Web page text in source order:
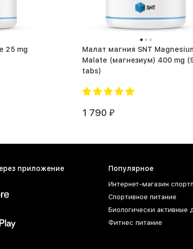
25 mg
Малат магния SNT
Malate (магнезиум) 400 mg (90
tabs)
1 790 ₽
приложение Популярное
Интернет-магазин
Спортивное питание
Биологически активные
Фитнес питание